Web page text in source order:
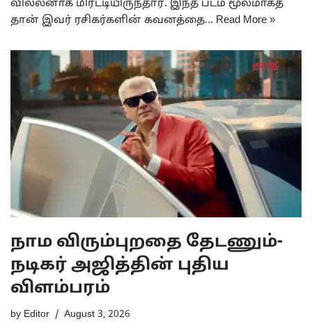
வில்லனாக மிரட்டியிருந்தார். இந்த படம் மூலமாகத்
தான் இவர் ரசிகர்களின் கவனத்தை… Read More »
நாம விரும்புறதை தேடணும்-
நடிகர் அஜித்தின் புதிய
விளம்பரம்
by Editor August 3, 2026